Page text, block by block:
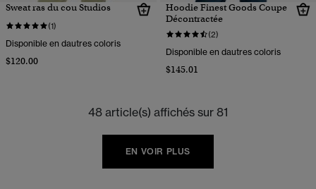
Sweat ras du cou Studios
(1)
Disponible en dautres coloris
$120.00
Hoodie Finest Goods Coupe
Décontractée
(2)
Disponible en dautres coloris
$145.01
48 article(s) affichés sur 81
EN VOIR PLUS